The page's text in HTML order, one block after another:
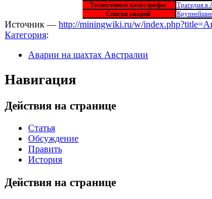
Техногенные катастрофы
Трагедия в
Списки аварий
Источник — http://miningwiki.ru/w/
Категория:
Аварии на шахтах Австралии
Навигация
Действия на странице
Статья
Обсуждение
Править
История
Действия на странице